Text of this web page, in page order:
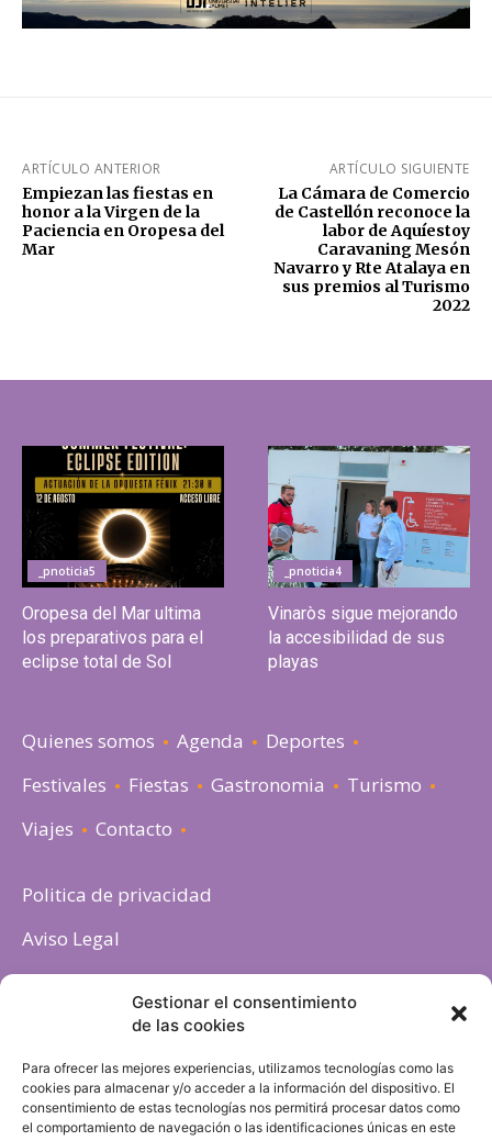
Gestionar el consentimiento
de las cookies
Para ofrecer las mejores experiencias, utilizamos tecnologías como las
cookies para almacenar y/o acceder a la información del dispositivo. El
consentimiento de estas tecnologías nos permitirá procesar datos como
el comportamiento de navegación o las identificaciones únicas en este
ARTÍCULO ANTERIOR
Empiezan las fiestas en
honor a la Virgen de la
Paciencia en Oropesa del
Mar
ARTÍCULO SIGUIENTE
La Cámara de Comercio
de Castellón reconoce la
labor de Aquíestoy
Caravaning Mesón
Navarro y Rte Atalaya en
sus premios al Turismo
2022
_pnoticia5
Oropesa del Mar ultima
los preparativos para el
eclipse total de Sol
_pnoticia4
Vinaròs sigue mejorando
la accesibilidad de sus
playas
Quienes somos Agenda
Deportes
Festivales
Fiestas Gastronomia
Turismo
Viajes
Contacto
Politica de privacidad
Aviso Legal
Política de cookies